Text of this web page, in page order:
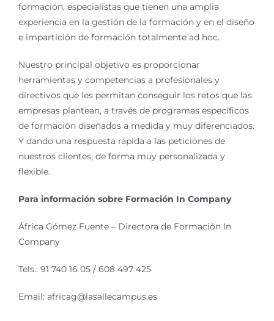
formación, especialistas que tienen una amplia
experiencia en la gestión de la formación y en el diseño
e impartición de formación totalmente ad hoc.
Nuestro principal objetivo es proporcionar
herramientas y competencias a profesionales y
directivos que les permitan conseguir los retos que las
empresas plantean, a través de programas específicos
de formación diseñados a medida y muy diferenciados.
Y dando una respuesta rápida a las peticiones de
nuestros clientes, de forma muy personalizada y
flexible.
Para información sobre Formación In Company
África Gómez Fuente – Directora de Formación In
Company
Tels.: 91 740 16 05 / 608 497 425
Email: africag@lasallecampus.es